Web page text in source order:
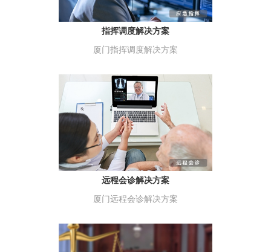
指挥调度解决方案
厦门指挥调度解决方案
远程会诊解决方案
厦门远程会诊解决方案